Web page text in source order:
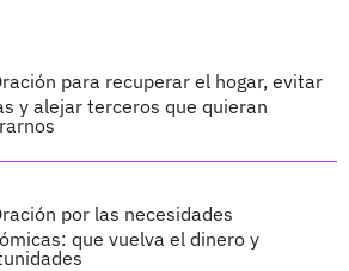
para recuperar el hogar, evitar
y alejar terceros que quieran
por las necesidades
que vuelva el dinero y